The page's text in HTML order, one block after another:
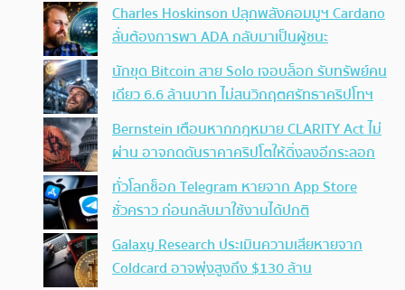
Charles Hoskinson ปลุกพลังคอมมูฯ Cardano
ลั่นต้องการพา ADA กลับมาเป็นผู้ชนะ
นักขุด Bitcoin สาย Solo เจอบล็อก รับทรัพย์คน
เดียว 6.6 ล้านบาท ไม่สนวิกฤตศรัทธาคริปโทฯ
Bernstein เตือนหากกฎหมาย CLARITY Act ไม่
ผ่าน อาจกดดันราคาคริปโตให้ดิ่งลงอีกระลอก
ทั่วโลกช็อก Telegram หายจาก App Store
ชั่วคราว ก่อนกลับมาใช้งานได้ปกติ
Galaxy Research ประเมินความเสียหายจาก
Coldcard อาจพุ่งสูงถึง $130 ล้าน